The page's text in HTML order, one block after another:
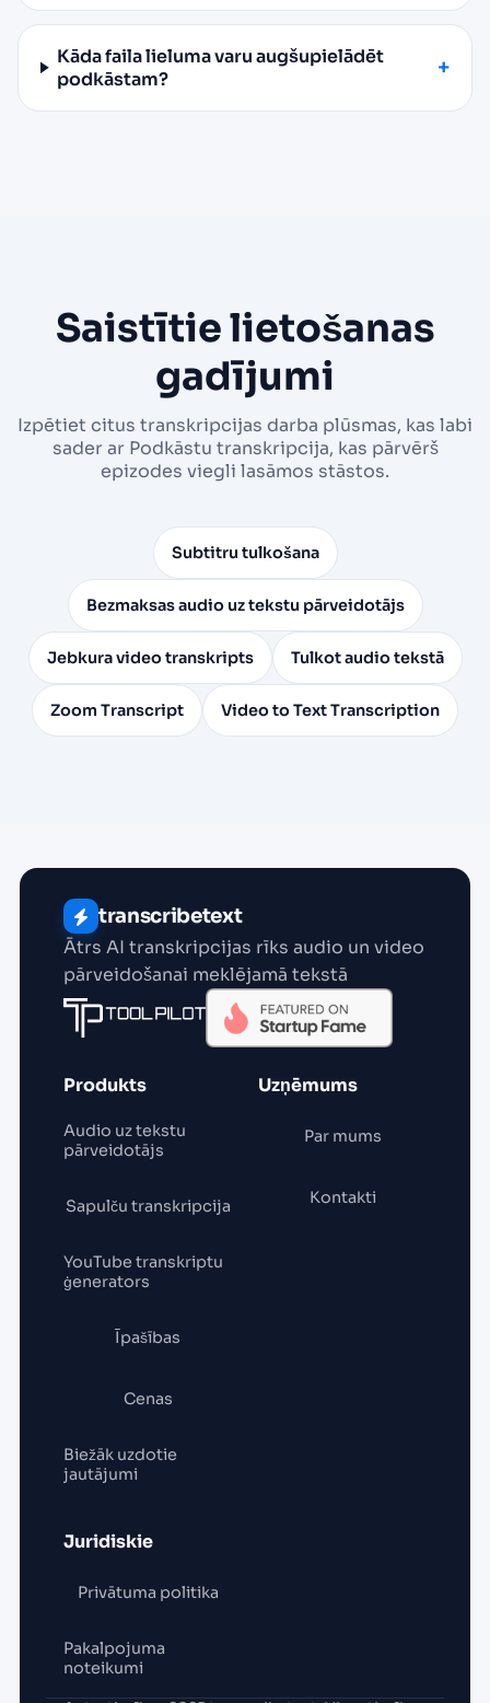
Kāda faila lieluma varu augšupielādēt
podkāstam?
Saistītie lietošanas
gadījumi
Izpētiet citus transkripcijas darba plūsmas, kas labi
sader ar Podkāstu transkripcija, kas pārvērš
epizodes viegli lasāmos stāstos.
Subtitru tulkošana
Bezmaksas audio uz tekstu pārveidotājs
Jebkura video transkripts Tulkot audio tekstā
Zoom Transcript Video to Text Transcription
transcribetext
Ātrs AI transkripcijas rīks audio un video
pārveidošanai meklējamā tekstā
Produkts
Audio uz tekstu
pārveidotājs
Sapulču transkripcija
YouTube transkriptu
ģenerators
Īpašības
Cenas
Biežāk uzdotie
jautājumi
Uzņēmums
Par mums
Kontakti
Juridiskie
Privātuma politika
Pakalpojuma
noteikumi